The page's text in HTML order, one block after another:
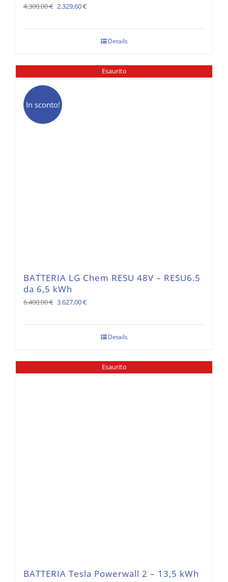
4.300,00€ Il
4.300,00 €.
2.329,60€Il
2.329,60 €.
Details
Esaurito
In sconto!
BATTERIA LG Chem RESU 48V – RESU6.5
da 6,5 kWh
6.400,00€ Il
6.400,00 €.
3.627,00€Il
3.627,00 €.
Details
Esaurito
BATTERIA Tesla Powerwall 2 – 13,5 kWh